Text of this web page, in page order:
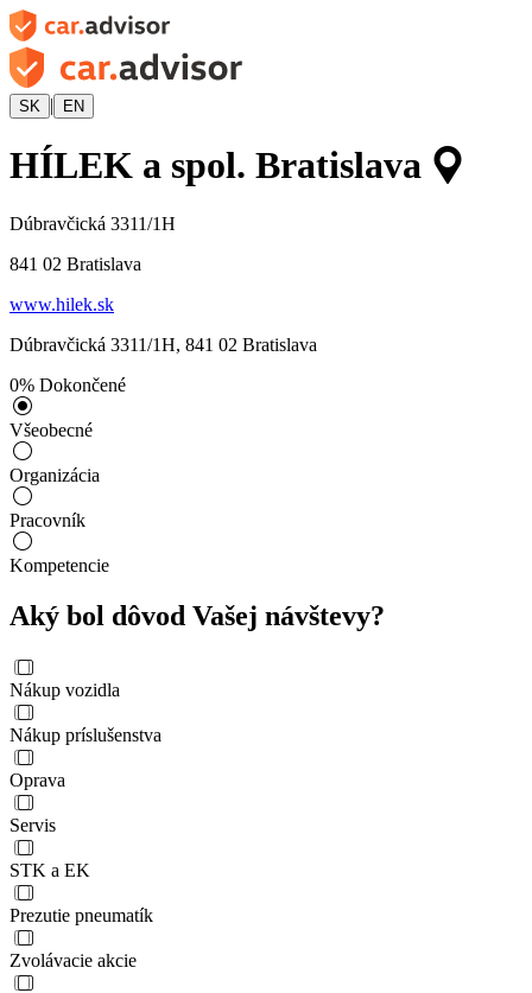
SK | EN
HÍLEK a spol. Bratislava
Dúbravčická 3311/1H
841 02 Bratislava
www.hilek.sk
Dúbravčická 3311/1H, 841 02 Bratislava
0% Dokončené
Všeobecné
Organizácia
Pracovník
Kompetencie
Aký bol dôvod Vašej návštevy?
Nákup vozidla
Nákup príslušenstva
Oprava
Servis
STK a EK
Prezutie pneumatík
Zvolávacie akcie